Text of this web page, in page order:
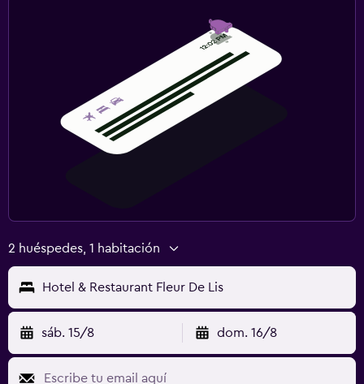
2 huéspedes, 1 habitación
Hotel & Restaurant Fleur De Lis
sáb. 15/8 dom. 16/8